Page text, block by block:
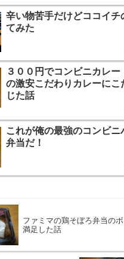
辛い物苦手だけどココイチ
てみた
３００円でコンビニカレー
の激安こだわりカレーにこ
じた話
これが俺の最強のコンビニ
弁当だ！
ファミマの鶏そぼろ弁当の
満足した話